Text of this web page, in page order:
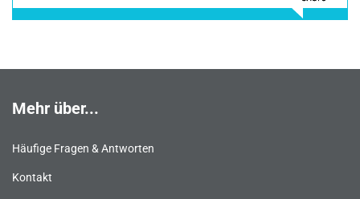
Mehr über...
Häufige Fragen & Antworten
Kontakt